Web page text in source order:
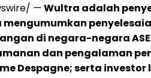
— Wultra adalah
di negara-negara
dan pengalaman
Despagne; serta investor